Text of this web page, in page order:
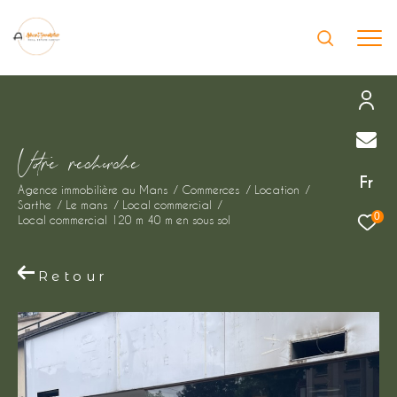
Fr
0
Vore recece
Agence immobilière au Mans Commerces
Location
Sarthe
Le mans
Local commercial
Local commercial 120 m 40 m en sous sol
Retour
Effectuer une recherche
et trouver le bien qui correspond à vos
critères
de
bien
Type de bien
Ville